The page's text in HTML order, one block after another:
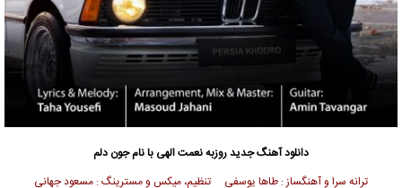
دانلود آهنگ جدیدروزبه نعمت الهی با نام جون دلم
ترانه سرا و آهنگساز : طاها یوسفی تنظیم، میکس و مسترینگ : مسعود جهانی